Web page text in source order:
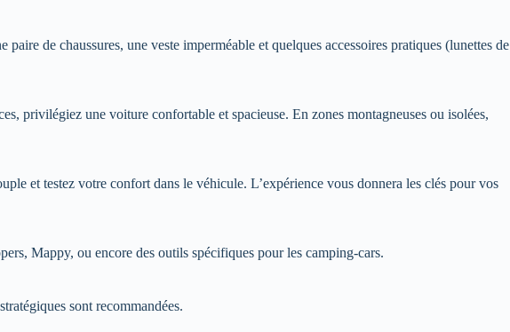
de chaussures, une veste imperméable et quelques accessoires pratiques (lunettes de
privilégiez une voiture confortable et spacieuse. En zones montagneuses ou isolées,
et testez votre confort dans le véhicule. L’expérience vous donnera les clés pour vos
Mappy, ou encore des outils spécifiques pour les camping-cars.
sont recommandées.